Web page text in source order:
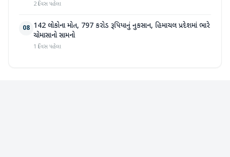
2 દિવસ પહેલા
08 142 લોકોના મોત, 797 કરોડ રૂપિયાનું નુકસાન, હિમાચલ પ્રદેશમાં ભારે
ચોમાસાનો સામનો
1 દિવસ પહેલા